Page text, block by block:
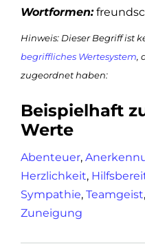
Wortformen:
Hinweis: Dieser Begriff ist
begriffliches Wertesystem,
zugeordnet haben:
Beispielhaft
Werte
Abenteuer,
Herzlichkeit,
Sympathie, Teamgeist,
Zuneigung